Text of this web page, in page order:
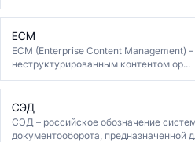
ECM
ECM (Enterprise Content Management)
неструктурированным контентом ор...
СЭД
СЭД – российское обозначение
документооборота, предназначенной